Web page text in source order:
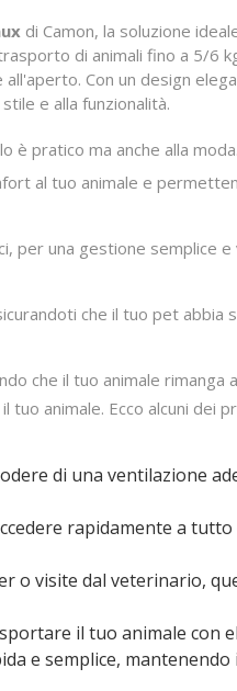
di Camon, la soluzione
di animali fino a 5/6
Con un design
e alla funzionalità.
è pratico ma anche alla moda.
al tuo animale e
per una gestione semplice
che il tuo pet abbia
che il tuo animale rimanga
tuo animale. Ecco alcuni dei
di una ventilazione
rapidamente a
o visite dal veterinario,
il tuo animale con
e semplice,